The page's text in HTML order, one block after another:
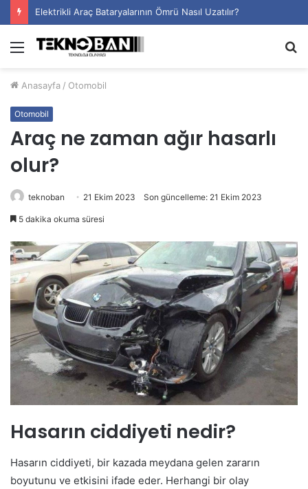
Elektrikli Araç Bataryalarının Ömrü Nasıl Uzatılır?
Menü
Anasayfa / Otomobil
Otomobil
Araç ne zaman ağır hasarlı
olur?
teknoban 21 Ekim 2023 Son güncelleme: 21 Ekim 2023
5 dakika okuma süresi
Hasarın ciddiyeti nedir?
Hasarın ciddiyeti, bir kazada meydana gelen zararın
boyutunu ve etkisini ifade eder. Herhangi bir olay